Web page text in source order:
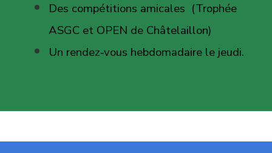
Des compétitions amicales (Trophée
ASGC et OPEN de Châtelaillon)
Un rendez‑vous hebdomadaire le jeudi.